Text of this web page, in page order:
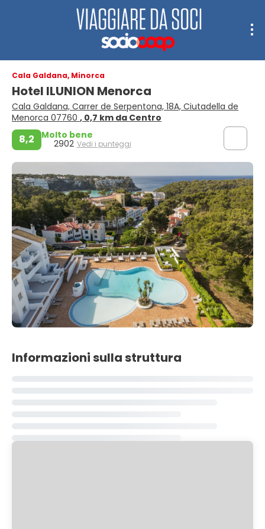
Cala Galdana, Minorca
Hotel ILUNION Menorca
Cala Galdana, Carrer de Serpentona, 18A, Ciutadella de
Menorca 07760 , 0,7 km da Centro
8,2 Molto bene
2902 Vedi i punteggi
Informazioni sulla struttura